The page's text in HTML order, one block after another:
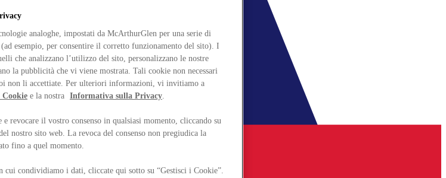
analoghe, impostati da McArthurGlen per una serie di
esempio, per consentire il corretto funzionamento del sito). I
che analizzano l’utilizzo del sito, personalizzano le nostre
la pubblicità che vi viene mostrata. Tali cookie non necessari
non li accettiate. Per ulteriori informazioni, vi invitiamo a
e la nostra Informativa sulla Privacy.
revocare il vostro consenso in qualsiasi momento, cliccando su
nostro sito web. La revoca del consenso non pregiudica la
fino a quel momento.
cui condividiamo i dati, cliccate qui sotto su “Gestisci i Cookie”.